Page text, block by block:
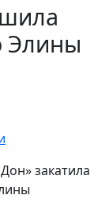
Элины
закатила